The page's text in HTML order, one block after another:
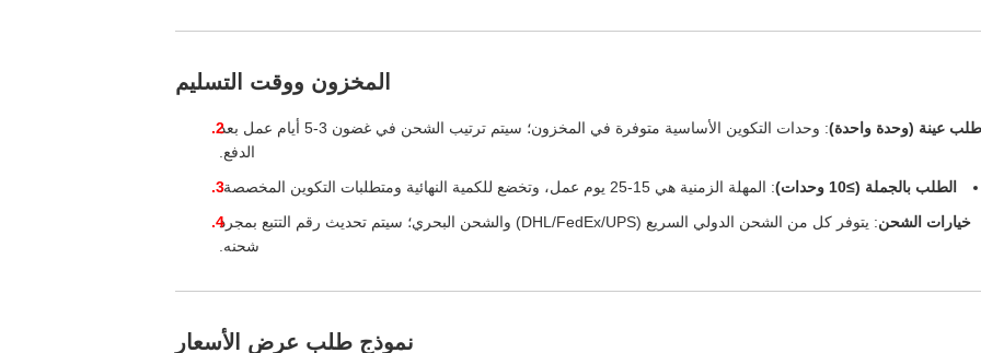
المخزون ووقت التسليم
طلب عينة (وحدة واحدة)
: وحدات التكوين الأساسية متوفرة في المخزون؛ سيتم ترتيب الشحن في غضون 3-5 أيام عمل بعد
الدفع.
الطلب بالجملة (≥10 وحدات)
: المهلة الزمنية هي 15-25 يوم عمل، وتخضع للكمية النهائية ومتطلبات التكوين المخصصة.
خيارات الشحن
: يتوفر كل من الشحن الدولي السريع (DHL/FedEx/UPS) والشحن البحري؛ سيتم تحديث رقم التتبع بمجرد
شحنه.
نموذج طلب عرض الأسعار